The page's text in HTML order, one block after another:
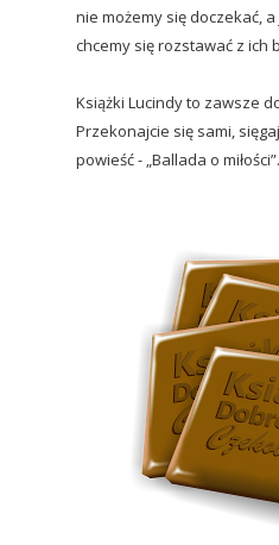
nie możemy się doczekać,
chcemy się rozstawać z ich
Książki Lucindy to zawsze
Przekonajcie się sami,
powieść - „Ballada o miłości”.